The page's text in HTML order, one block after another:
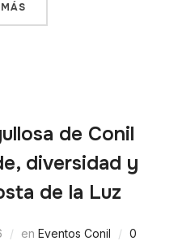
de Conil
diversidad y
de la Luz
en Eventos Conil
0